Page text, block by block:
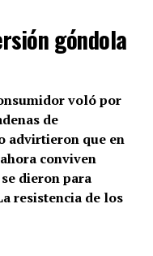
góndola
voló por
de
advirtieron que en
conviven
dieron para
resistencia de los